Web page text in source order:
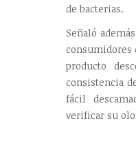
de bacterias.
Señaló
consumidores
producto
consistencia
fácil
verificar su